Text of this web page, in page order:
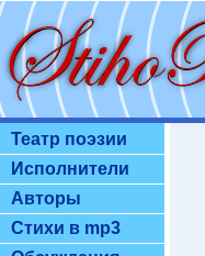
Театр поэзии
Исполнители
Авторы
Стихи в mp3